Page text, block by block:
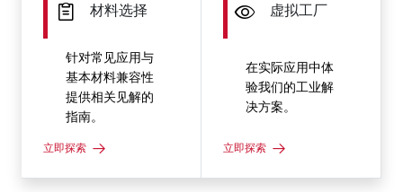
材料选择
针对常见应用与
基本材料兼容性
提供相关见解的
指南。
立即探索
虚拟工厂
在实际应用中体
验我们的工业解
决方案。
立即探索